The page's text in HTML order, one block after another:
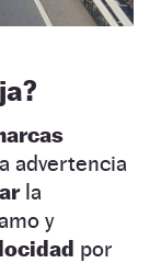
advertencia
la
y
por